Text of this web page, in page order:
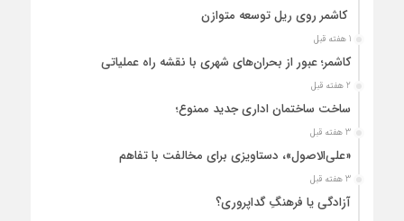
کاشمر روی ریل توسعه متوازن
1 هفته قبل
کاشمر؛ عبور از بحران‌های شهری با نقشه راه عملیاتی
2 هفته قبل
ساخت ساختمان اداری جدید ممنوع؛
3 هفته قبل
«علی‌الاصول»، دستاویزی برای مخالفت با تفاهم
3 هفته قبل
آزادگی یا فرهنگِ گداپروری؟